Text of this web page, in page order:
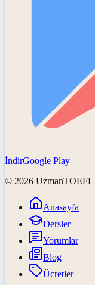
İndirGoogle Play
© 2026 UzmanTOEFL
Anasayfa
Dersler
Yorumlar
Blog
Ücretler